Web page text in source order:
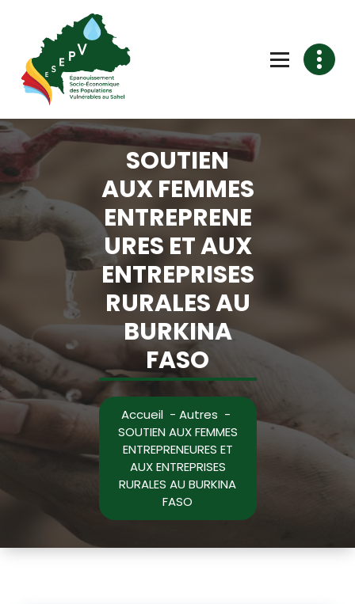
contenu
SOUTIEN
AUX FEMMES
ENTREPRENE
URES ET AUX
ENTREPRISES
RURALES AU
BURKINA
FASO
Accueil - Autres -
SOUTIEN AUX FEMMES
ENTREPRENEURES ET
AUX ENTREPRISES
RURALES AU BURKINA
FASO